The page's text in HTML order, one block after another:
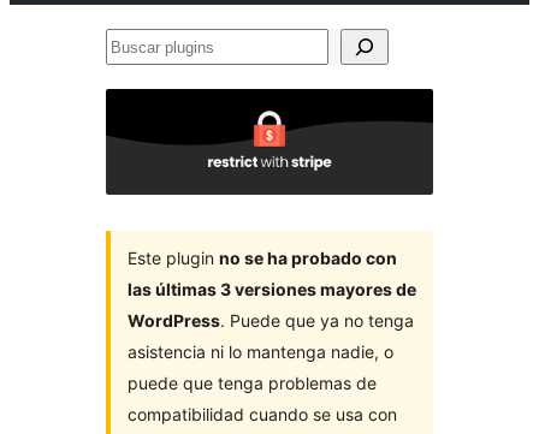
Buscar
Este plugin no se ha probado con
las últimas 3 versiones mayores de
WordPress. Puede que ya no tenga
asistencia ni lo mantenga nadie, o
puede que tenga problemas de
compatibilidad cuando se usa con